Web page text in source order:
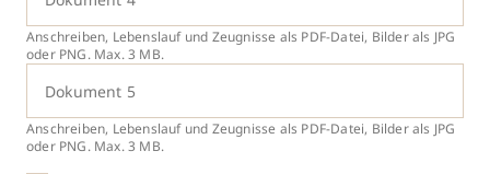
Anschreiben, Lebenslauf und Zeugnisse als PDF-Datei, Bilder als JPG
oder PNG. Max. 3 MB.
Dokument 5
Anschreiben, Lebenslauf und Zeugnisse als PDF-Datei, Bilder als JPG
oder PNG. Max. 3 MB.